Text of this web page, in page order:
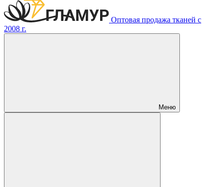
Оптовая продажа тканей с
2008 г.
Меню